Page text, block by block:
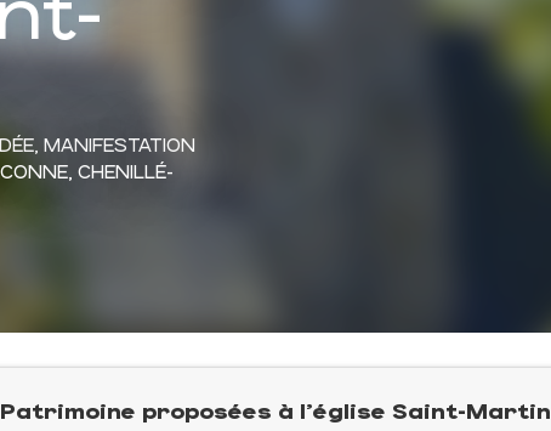
MANIFESTATION
CHENILLÉ-
proposées à l'église Saint-Martin